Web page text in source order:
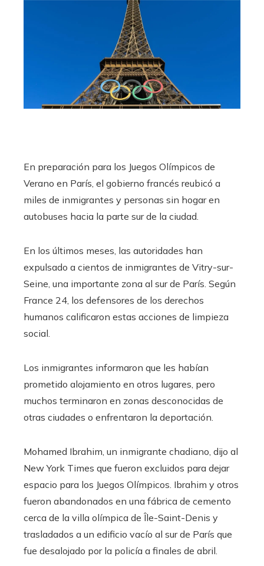
En preparación para los Juegos Olímpicos de
Verano en París, el gobierno francés reubicó a
miles de inmigrantes y personas sin hogar en
autobuses hacia la parte sur de la ciudad.
En los últimos meses, las autoridades han
expulsado a cientos de inmigrantes de Vitry-sur-
Seine, una importante zona al sur de París. Según
France 24, los defensores de los derechos
humanos calificaron estas acciones de limpieza
social.
Los inmigrantes informaron que les habían
prometido alojamiento en otros lugares, pero
muchos terminaron en zonas desconocidas de
otras ciudades o enfrentaron la deportación.
Mohamed Ibrahim, un inmigrante chadiano, dijo al
New York Times que fueron excluidos para dejar
espacio para los Juegos Olímpicos. Ibrahim y otros
fueron abandonados en una fábrica de cemento
cerca de la villa olímpica de Île-Saint-Denis y
trasladados a un edificio vacío al sur de París que
fue desalojado por la policía a finales de abril.